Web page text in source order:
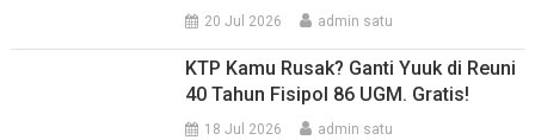
20 Jul 2026 admin satu
KTP Kamu Rusak? Ganti Yuuk di Reuni
40 Tahun Fisipol 86 UGM. Gratis!
18 Jul 2026 admin satu